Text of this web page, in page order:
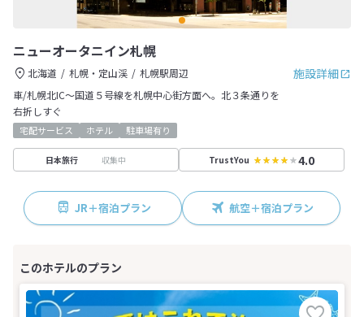
ニューオータニイン札幌
施設詳細
北海道 札幌・定山渓
札幌駅周辺
車/札幌北IC～国道５号線を札幌中心街方面へ。北３条通りを
右折しすぐ
宅配サービス ホテル 駐車場有り
日本旅行 収集中 TrustYou 4.0
JR＋宿泊プラン 航空＋宿泊プラン